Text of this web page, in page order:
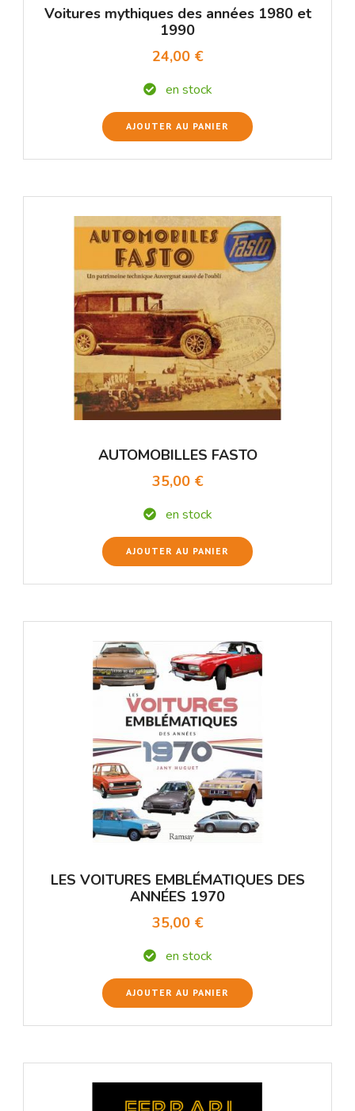
Voitures mythiques des années 1980 et
1990
24,00 €
en stock
AJOUTER AU PANIER
AUTOMOBILLES FASTO
35,00 €
en stock
AJOUTER AU PANIER
LES VOITURES EMBLÉMATIQUES DES
ANNÉES 1970
35,00 €
en stock
AJOUTER AU PANIER